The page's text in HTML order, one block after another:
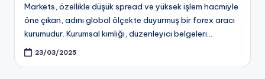
Markets, özellikle düşük spread ve yüksek işlem hacmiyle
öne çıkan, adını global ölçekte duyurmuş bir forex aracı
kurumudur. Kurumsal kimliği, düzenleyici belgeleri…
23/03/2025